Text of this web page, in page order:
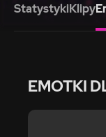
StatystykiKlipy
EMOTKI